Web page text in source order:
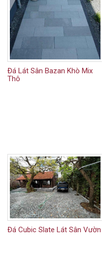
Đá Lát Sân Bazan Khò Mix
Thô
Đá Cubic Slate Lát Sân Vườn